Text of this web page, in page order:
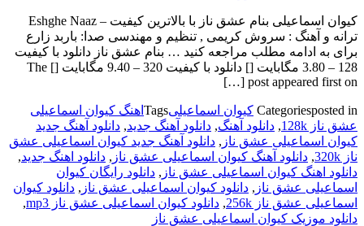
کیوان اسماعیلی بنام عشق ناز با بالاترین کیفیت – Eshghe Naaz
ترانه و آهنگ : سروش کریمی , تنظیم و مهندسی صدا: باربد زارع
برای به ادامه مطلب مراجعه کنید … بنام عشق ناز دانلود با کیفیت
128 – 3.80 مگابایت [] دانلود با کیفیت 320 – 9.40 مگابایت [] The
post appeared first on […]
Categoriesposted in کیوان اسماعیلیTags اهنگ کیوان اسماعیلی
عشق ناز 128k
, دانلود آهنگ, دانلود آهنگ جدید, دانلود آهنگ جدید
کیوان اسماعیلی عشق ناز , دانلود آهنگ جدید کیوان اسماعیلی عشق
ناز 320k
, دانلود آهنگ کیوان اسماعیلی عشق ناز , دانلود اهنگ جدید,
دانلود اهنگ کیوان اسماعیلی عشق ناز , دانلود رایگان کیوان
اسماعیلی عشق ناز , دانلود کیوان اسماعیلی عشق ناز , دانلود کیوان
اسماعیلی عشق ناز 256k
, دانلود کیوان اسماعیلی عشق ناز mp3
,
دانلود موزیک کیوان اسماعیلی عشق ناز